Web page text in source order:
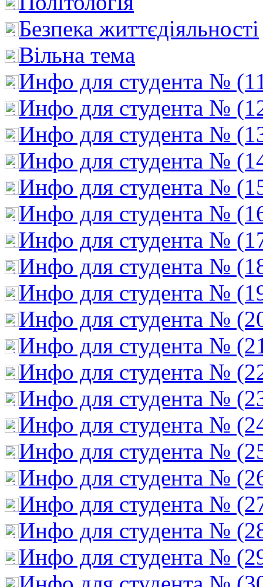
Безпека життєдіяльності
Вільна тема
Инфо для студента №
Инфо для студента №
Инфо для студента №
Инфо для студента №
Инфо для студента №
Инфо для студента №
Инфо для студента №
Инфо для студента №
Инфо для студента №
Инфо для студента №
Инфо для студента №
Инфо для студента №
Инфо для студента №
Инфо для студента №
Инфо для студента №
Инфо для студента №
Инфо для студента №
Инфо для студента №
Инфо для студента №